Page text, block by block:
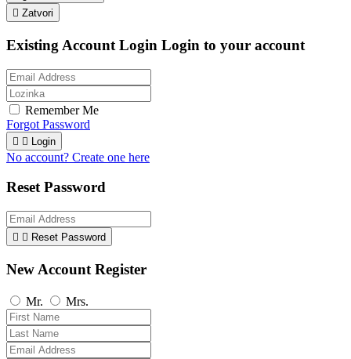
 Zatvori
Existing Account Login Login to your account
Remember Me
Forgot Password
  Login
No account? Create one here
Reset Password
  Reset Password
New Account Register
Mr. Mrs.